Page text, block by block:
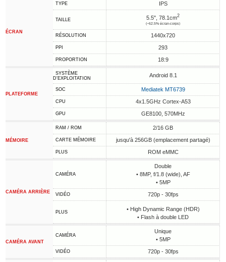
ÉCRAN
TYPE IPS
TAILLE 5.5", 78.1cm2
(~62.5% écran-corps)
RÉSOLUTION 1440x720
PPI 293
PROPORTION 18:9
PLATEFORME
SYSTÈME
D'EXPLOITATION
Android 8.1
SOC Mediatek MT6739
CPU 4x1.5GHz Cortex-A53
GPU GE8100, 570MHz
MÉMOIRE
RAM / ROM 2/16 GB
CARTE MÉMOIRE jusqu'à 256GB (emplacement partagé)
PLUS ROM eMMC
CAMÉRA ARRIÈRE
CAMÉRA
Double
• 8MP, f/1.8 (wide), AF
• 5MP
VIDÉO 720p - 30fps
PLUS
• High Dynamic Range (HDR)
• Flash à double LED
CAMÉRA AVANT
CAMÉRA
Unique
• 5MP
VIDÉO 720p - 30fps